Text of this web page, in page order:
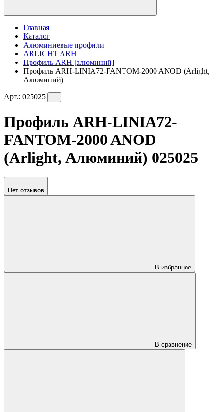
Главная
Каталог
Алюминиевые профили
ARLIGHT ARH
Профиль ARH [алюминий]
Профиль ARH-LINIA72-FANTOM-2000 ANOD (Arlight,
Алюминий)
Арт.: 025025
Профиль ARH-LINIA72-
FANTOM-2000 ANOD
(Arlight, Алюминий) 025025
Нет отзывов
В избранное
В сравнение